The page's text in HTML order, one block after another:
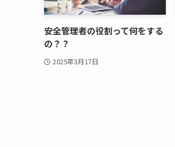
安全管理者の役割って何をする
の？？
2025年3月17日